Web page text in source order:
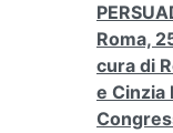
Roma,
cura di
e Cinzia